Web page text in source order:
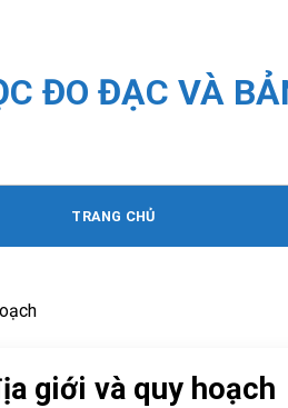
ĐO ĐẠC VÀ
TRANG CHỦ
giới và quy hoạch